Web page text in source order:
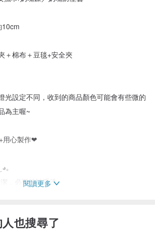
10cm
＋棉布＋豆毯+安全夾
光設定不同，收到的商品顏色可能會有些微的
為主喔~
用心製作❤
｡
潔，必要時請手洗
水為自然現象，洗完之後請用手整平
閱讀更多
也搜尋了